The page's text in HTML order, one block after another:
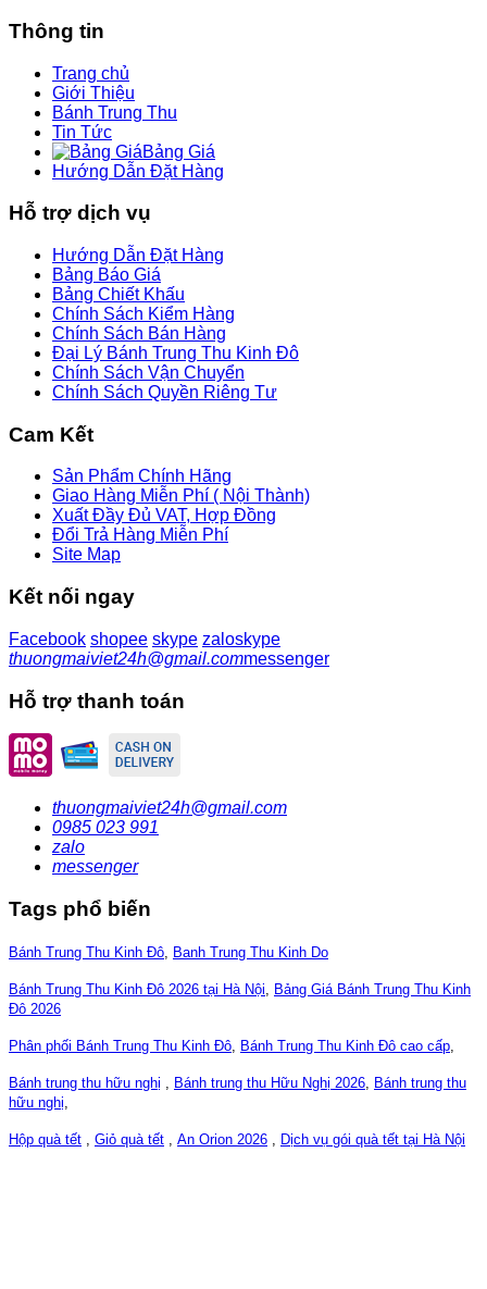
Thông tin
Trang chủ
Giới Thiệu
Bánh Trung Thu
Tin Tức
Bảng Giá
Hướng Dẫn Đặt Hàng
Hỗ trợ dịch vụ
Hướng Dẫn Đặt Hàng
Bảng Báo Giá
Bảng Chiết Khấu
Chính Sách Kiểm Hàng
Chính Sách Bán Hàng
Đại Lý Bánh Trung Thu Kinh Đô
Chính Sách Vận Chuyển
Chính Sách Quyền Riêng Tư
Cam Kết
Sản Phẩm Chính Hãng
Giao Hàng Miễn Phí ( Nội Thành)
Xuất Đầy Đủ VAT, Hợp Đồng
Đổi Trả Hàng Miễn Phí
Site Map
Kết nối ngay
Facebook shopee skype zaloskype
thuongmaiviet24h@gmail.commessenger
Hỗ trợ thanh toán
thuongmaiviet24h@gmail.com
0985 023 991
zalo
messenger
Tags phổ biến
Bánh Trung Thu Kinh Đô Banh Trung Thu Kinh Do
Bánh Trung Thu Kinh Đô 2026 tại Hà Nội
Bảng Giá Bánh Trung Thu Kinh
Đô 2026
Phân phối Bánh Trung Thu Kinh Đô Bánh Trung Thu Kinh Đô cao cấp
Bánh trung thu hữu nghị Bánh trung thu Hữu Nghị 2026 Bánh trung thu
hữu nghị
Hộp quà tết Giỏ quà tết An Orion 2026 Dịch vụ gói quà tết tại Hà Nội